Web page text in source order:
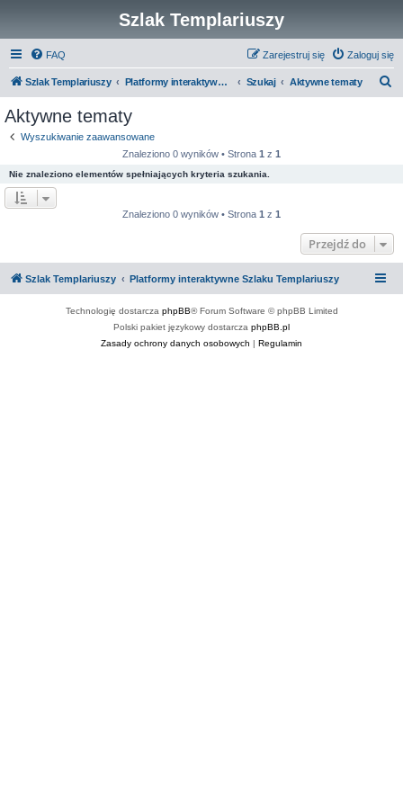
Szlak Templariuszy
FAQ Zaloguj się
Zarejestruj się
Szlak Templariuszy Platformy interaktywne Szlaku Templariuszy Szukaj Aktywne tematy
Aktywne tematy
Wyszukiwanie zaawansowane
Znaleziono 0 wyników • Strona 1 z 1
Nie znaleziono elementów spełniających kryteria szukania.
Znaleziono 0 wyników • Strona 1 z 1
Przejdź do
Szlak Templariuszy Platformy interaktywne Szlaku Templariuszy
Technologię dostarcza phpBB® Forum Software © phpBB Limited
Polski pakiet językowy dostarcza phpBB.pl
Zasady ochrony danych osobowych | Regulamin